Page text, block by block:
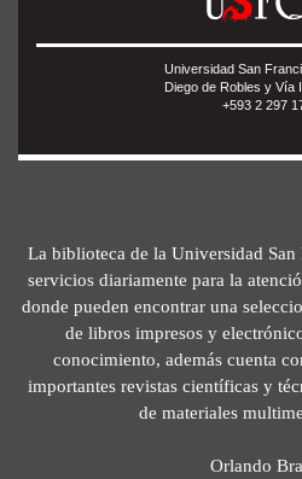
Universidad San
Diego de Robles y Vía
+593 2 297
La biblioteca de la Universidad San
servicios diariamente para la
donde pueden encontrar una
de libros impresos y
conocimiento, además cuenta
importantes revistas científicas y
de materiales
Orlando